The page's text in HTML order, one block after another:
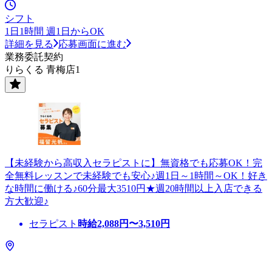
シフト
1日1時間 週1日からOK
詳細を見る
応募画面に進む
業務委託契約
りらくる 青梅店1
【未経験から高収入セラピストに】無資格でも応募OK！完
全無料レッスンで未経験でも安心♪週1日～1時間～OK！好き
な時間に働ける♪60分最大3510円★週20時間以上入店できる
方大歓迎♪
セラピスト 時給2,088円〜3,510円